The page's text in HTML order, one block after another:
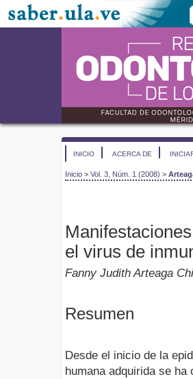
INICIO ACERCA DE
Inicio > Vol. 3, Núm. 1 (2008) >
el virus de
Fanny Judith Arteaga
Resumen
Desde el inicio de la
humana adquirida se